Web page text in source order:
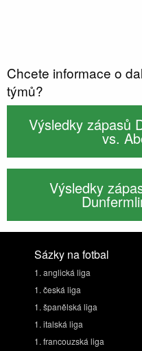
Chcete informace o
týmů?
Výsledky zápasů
vs.
Výsledky
Sázky na fotbal
1. anglická liga
1. česká liga
1. španělská liga
1. italská liga
1. francouzská liga